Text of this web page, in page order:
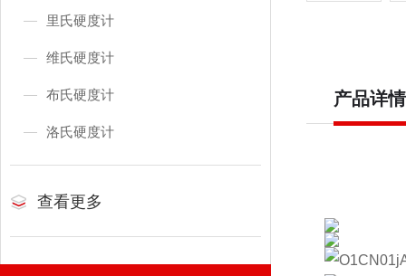
里氏硬度计
维氏硬度计
布氏硬度计
洛氏硬度计
查看更多
产品详情